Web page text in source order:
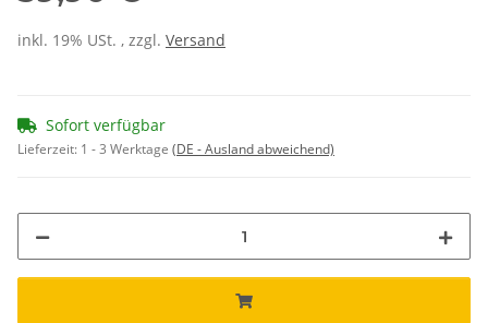
inkl. 19% USt. , zzgl. Versand
Sofort verfügbar
Lieferzeit: 1 - 3 Werktage (DE - Ausland abweichend)